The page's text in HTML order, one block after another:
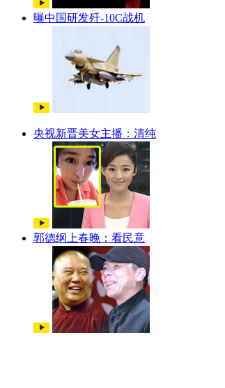
曝中国研发歼-10C战机
央视新晋美女主播：清纯
郭德纲上春晚：看民意